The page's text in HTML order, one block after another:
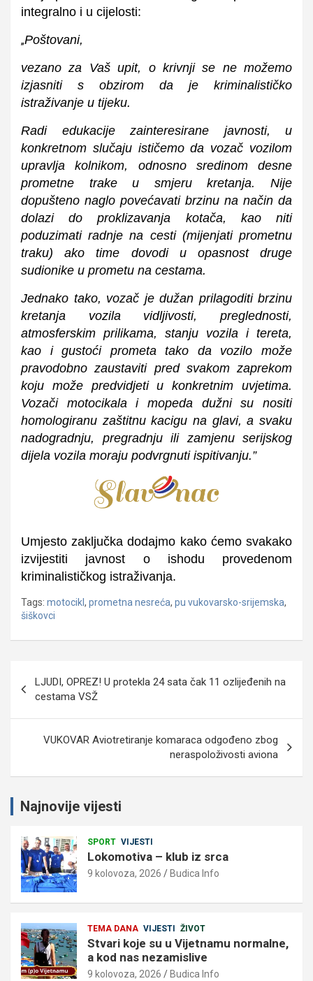
integralno i u cijelosti:
„Poštovani,
vezano za Vaš upit, o krivnji se ne možemo
izjasniti s obzirom da je kriminalističko
istraživanje u tijeku.
Radi edukacije zainteresirane javnosti, u
konkretnom slučaju ističemo da vozač vozilom
upravlja kolnikom, odnosno sredinom desne
prometne trake u smjeru kretanja. Nije
dopušteno naglo povećavati brzinu na način da
dolazi do proklizavanja kotača, kao niti
poduzimati radnje na cesti (mijenjati prometnu
traku) ako time dovodi u opasnost druge
sudionike u prometu na cestama.
Jednako tako, vozač je dužan prilagoditi brzinu
kretanja vozila vidljivosti, preglednosti,
atmosferskim prilikama, stanju vozila i tereta,
kao i gustoći prometa tako da vozilo može
pravodobno zaustaviti pred svakom zaprekom
koju može predvidjeti u konkretnim uvjetima.
Vozači motocikala i mopeda dužni su nositi
homologiranu zaštitnu kacigu na glavi, a svaku
nadogradnju, pregradnju ili zamjenu serijskog
dijela vozila moraju podvrgnuti ispitivanju.”
Umjesto zaključka dodajmo kako ćemo svakako
izvijestiti javnost o ishodu provedenom
kriminalističkog istraživanja.
Tags: motocikl, prometna nesreća, pu vukovarsko-srijemska,
šiškovci
objava
LJUDI, OPREZ! U protekla 24 sata čak 11 ozlijeđenih na
cestama VSŽ
VUKOVAR Aviotretiranje komaraca odgođeno zbog
neraspoloživosti aviona
Najnovije vijesti
SPORT VIJESTI
Lokomotiva – klub iz srca
9 kolovoza, 2026 Budica Info
TEMA DANA VIJESTI ŽIVOT
Stvari koje su u Vijetnamu normalne,
a kod nas nezamislive
9 kolovoza, 2026 Budica Info